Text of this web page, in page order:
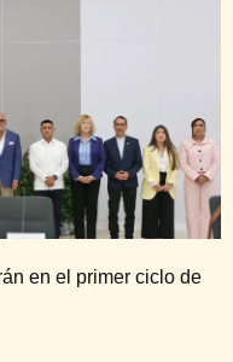
en el primer ciclo de